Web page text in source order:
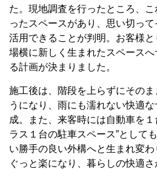
た。現地調査を行ったところ、
ったスペースがあり、思い切っ
活用できることが判明。お客様
場横に新しく生まれたスペース
る計画が決まりました。
施工後は、階段を上らずにその
うになり、雨にも濡れない快適
成。また、来客時には自動車を
ラス１台の駐車スペース”として
い勝手の良い外構へと生まれ変
ぐっと楽になり、暮らしの快適